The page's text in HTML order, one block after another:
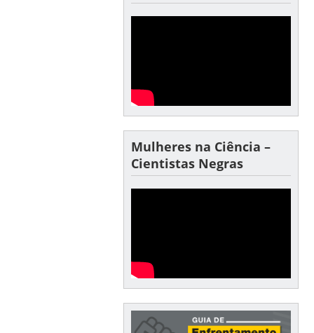
Mulheres na Ciência –
Cientistas Negras